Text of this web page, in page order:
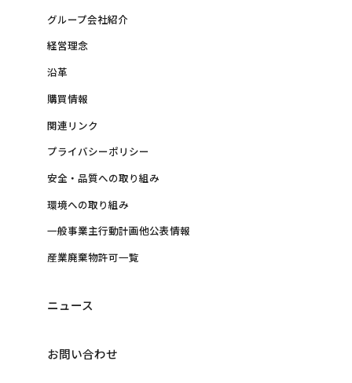
グループ会社紹介
経営理念
沿革
購買情報
関連リンク
プライバシーポリシー
安全・品質への取り組み
環境への取り組み
一般事業主行動計画他公表情報
産業廃棄物許可一覧
ニュース
お問い合わせ